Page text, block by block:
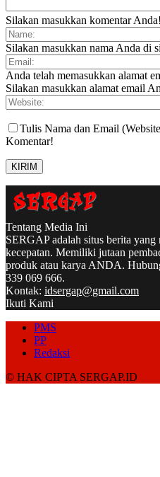
Silakan masukkan komentar Anda!
Silakan masukkan nama Anda di
Anda telah memasukkan alamat
Silakan masukkan alamat email
Tulis Nama dan Email
Komentar!
Tentang Media Ini
SERGAP adalah situs berita yang
kecepatan. Memiliki jutaan
produk atau karya ANDA.
339 069 666.
Kontak: idsergap@gmail.com
Ikuti Kami
PMS
PP
Redaksi
© HAK CIPTA SERGAP.ID